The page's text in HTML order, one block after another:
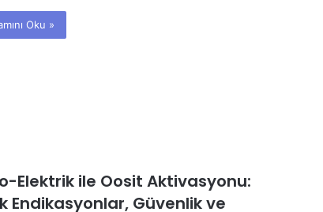
Oku »
Elektrik ile Oosit Aktivasyonu:
Endikasyonlar, Güvenlik ve